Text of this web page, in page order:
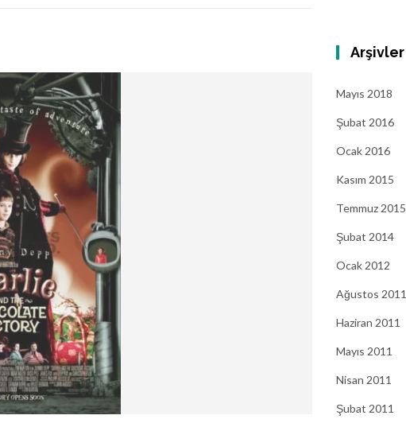
Arşivler
Mayıs 2018
Şubat 2016
Ocak 2016
Kasım 2015
Temmuz 2015
Şubat 2014
Ocak 2012
Ağustos 2011
Haziran 2011
Mayıs 2011
Nisan 2011
Şubat 2011